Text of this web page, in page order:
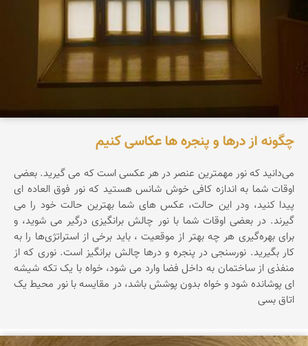
چگونه از درها و پنجره ها عکاسی کنیم
می‌دانید که نور مهمترین عنصر در هر عکسی است که می گیرید. بعضی
اوقات شما به اندازه کافی خوش شانس هستید که نور فوق العاده ای
پیدا کنید، ودر این حالت، عکس های شما بهترین حالت خود را می
گیرند. در بعضی اوقات شما با نور چالش برانگیزی درگیر می شوید، و
برای بهره‌گیری هر چه بهتر از موقعیت ، باید برخی از استراتژی‌ها را به
کار بگیرید. نورسنجی در پنجره و درها چالش برانگیز است. نوری که از
منفذی از ساختمان به داخل فضا وارد می شود، خواه با یک تکه شیشه
ای پوشانده شود و خواه بدون پوشش باشد، در مقایسه با نور محیط یک
اتاق بسی